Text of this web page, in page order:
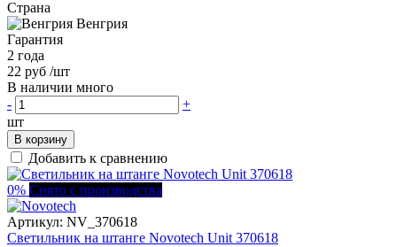
Страна
Венгрия
Гарантия
2 года
22 руб /шт
В наличии много
-
+
шт
В корзину
Добавить к сравнению
0% Снято с производства
Артикул: NV_370618
Светильник на штанге Novotech Unit 370618